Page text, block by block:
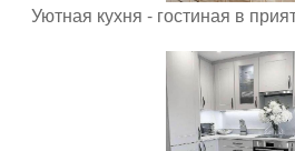
Уютная кухня - гостиная в